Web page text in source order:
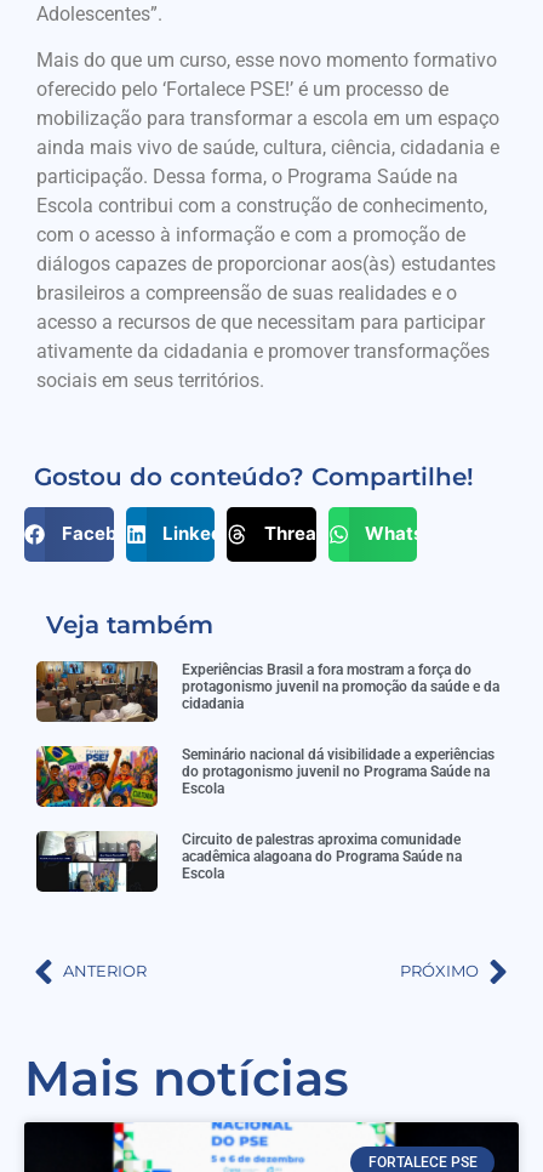
Adolescentes”.
Mais do que um curso, esse novo momento formativo
oferecido pelo ‘Fortalece PSE!’ é um processo de
mobilização para transformar a escola em um espaço
ainda mais vivo de saúde, cultura, ciência, cidadania e
participação. Dessa forma, o Programa Saúde na
Escola contribui com a construção de conhecimento,
com o acesso à informação e com a promoção de
diálogos capazes de proporcionar aos(às) estudantes
brasileiros a compreensão de suas realidades e o
acesso a recursos de que necessitam para participar
ativamente da cidadania e promover transformações
sociais em seus territórios.
Gostou do conteúdo? Compartilhe!
Facebook LinkedIn Threads WhatsApp
Veja também
Experiências Brasil a fora mostram a força do
protagonismo juvenil na promoção da saúde e da
cidadania
Seminário nacional dá visibilidade a experiências
do protagonismo juvenil no Programa Saúde na
Escola
Circuito de palestras aproxima comunidade
acadêmica alagoana do Programa Saúde na
Escola
ANTERIOR PRÓXIMO
Mais notícias
FORTALECE PSE